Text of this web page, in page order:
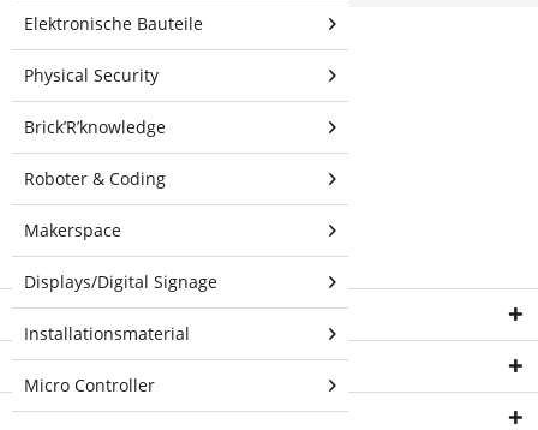
Elektronische Bauteile
Physical Security
Brick’R’knowledge
Roboter & Coding
Makerspace
Displays/Digital Signage
Installationsmaterial
Micro Controller
Weiterführende
Links zu
"Ubiquiti airMAX
AC 5 GHz, 22 dBi,
45° Sektor"
Fragen zum Artikel?
Ubiquiti
Service Hotline
Shop Service
Informationen